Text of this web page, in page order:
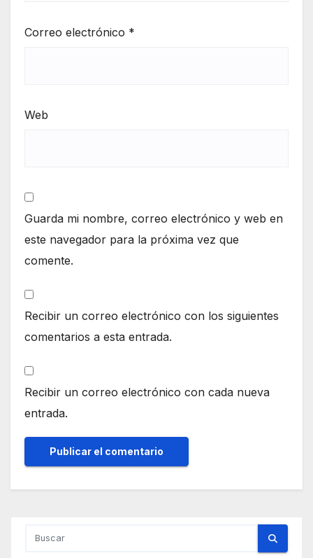
Correo electrónico *
Web
Guarda mi nombre, correo electrónico y web en
este navegador para la próxima vez que
comente.
Recibir un correo electrónico con los siguientes
comentarios a esta entrada.
Recibir un correo electrónico con cada nueva
entrada.